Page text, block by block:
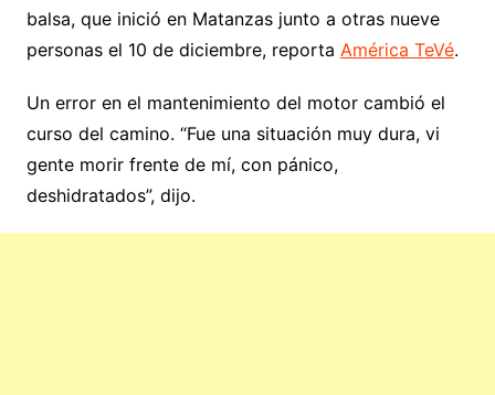
balsa, que inició en Matanzas junto a otras nueve
personas el 10 de diciembre, reporta América TeVé.
Un error en el mantenimiento del motor cambió el
curso del camino. “Fue una situación muy dura, vi
gente morir frente de mí, con pánico,
deshidratados”, dijo.